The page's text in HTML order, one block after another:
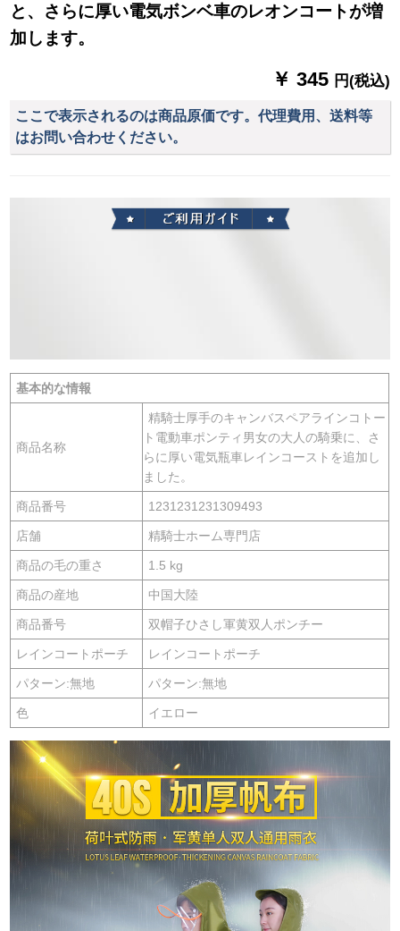
と、さらに厚い電気ボンベ車のレオンコートが増
加します。
￥ 345 円(税込)
ここで表示されるのは商品原価です。代理費用、送料等
はお問い合わせください。
基本的な情報
商品名称
精騎士厚手のキャンバスペアラインコトー
ト電動車ポンティ男女の大人の騎乗に、さ
らに厚い電気瓶車レインコーストを追加し
ました。
商品番号 1231231231309493
店舗 精騎士ホーム専門店
商品の毛の重さ 1.5 kg
商品の産地 中国大陸
商品番号 双帽子ひさし軍黄双人ポンチー
レインコートポーチ レインコートポーチ
パターン:無地 パターン:無地
色 イエロー